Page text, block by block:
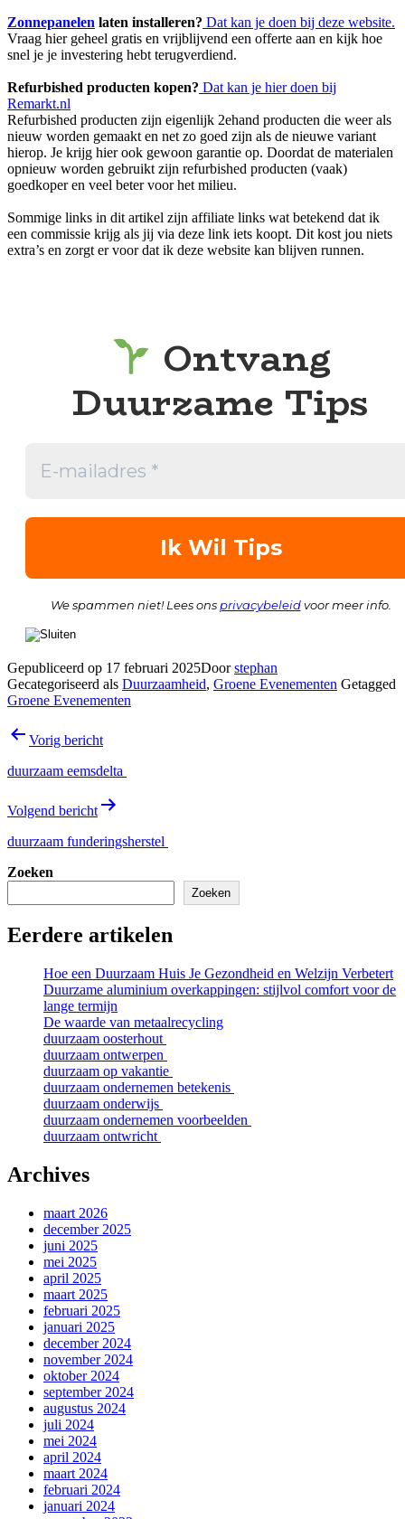
Zonnepanelen laten installeren? Dat kan je doen bij deze website.
Vraag hier geheel gratis en vrijblijvend een offerte aan en kijk hoe
snel je je investering hebt terugverdiend.
Refurbished producten kopen? Dat kan je hier doen bij
Remarkt.nl
Refurbished producten zijn eigenlijk 2ehand producten die weer als
nieuw worden gemaakt en net zo goed zijn als de nieuwe variant
hierop. Je krijg hier ook gewoon garantie op. Doordat de materialen
opnieuw worden gebruikt zijn refurbished producten (vaak)
goedkoper en veel beter voor het milieu.
Sommige links in dit artikel zijn affiliate links wat betekend dat ik
een commissie krijg als jij via deze link iets koopt. Dit kost jou niets
extra’s en zorgt er voor dat ik deze website kan blijven runnen.
Ontvang
Duurzame Tips
We spammen niet! Lees ons privacybeleidvoor meer info.
Gepubliceerd op 17 februari 2025Doorstephan
Gecategoriseerd als Duurzaamheid, Groene Evenementen Getagged
Groene Evenementen
Bericht
Vorig bericht
duurzaam eemsdelta
Volgend bericht
duurzaam funderingsherstel
Zoeken
Zoeken
Eerdere artikelen
Hoe een Duurzaam Huis Je Gezondheid en Welzijn Verbetert
Duurzame aluminium overkappingen: stijlvol comfort voor de
lange termijn
De waarde van metaalrecycling
duurzaam oosterhout
duurzaam ontwerpen
duurzaam op vakantie
duurzaam ondernemen betekenis
duurzaam onderwijs
duurzaam ondernemen voorbeelden
duurzaam ontwricht
Archives
maart 2026
december 2025
juni 2025
mei 2025
april 2025
maart 2025
februari 2025
januari 2025
december 2024
november 2024
oktober 2024
september 2024
augustus 2024
juli 2024
mei 2024
april 2024
maart 2024
februari 2024
januari 2024